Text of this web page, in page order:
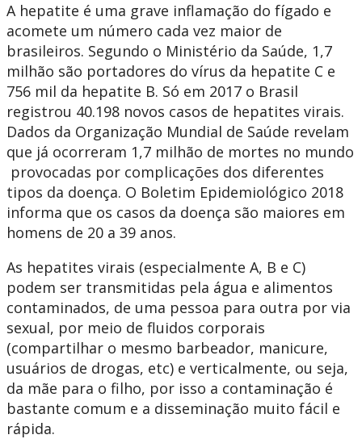
A hepatite é uma grave inflamação do fígado e
acomete um número cada vez maior de
brasileiros. Segundo o Ministério da Saúde, 1,7
milhão são portadores do vírus da hepatite C e
756 mil da hepatite B. Só em 2017 o Brasil
registrou 40.198 novos casos de hepatites virais.
Dados da Organização Mundial de Saúde revelam
que já ocorreram 1,7 milhão de mortes no mundo
provocadas por complicações dos diferentes
tipos da doença. O Boletim Epidemiológico 2018
informa que os casos da doença são maiores em
homens de 20 a 39 anos.
As hepatites virais (especialmente A, B e C)
podem ser transmitidas pela água e alimentos
contaminados, de uma pessoa para outra por via
sexual, por meio de fluidos corporais
(compartilhar o mesmo barbeador, manicure,
usuários de drogas, etc) e verticalmente, ou seja,
da mãe para o filho, por isso a contaminação é
bastante comum e a disseminação muito fácil e
rápida.